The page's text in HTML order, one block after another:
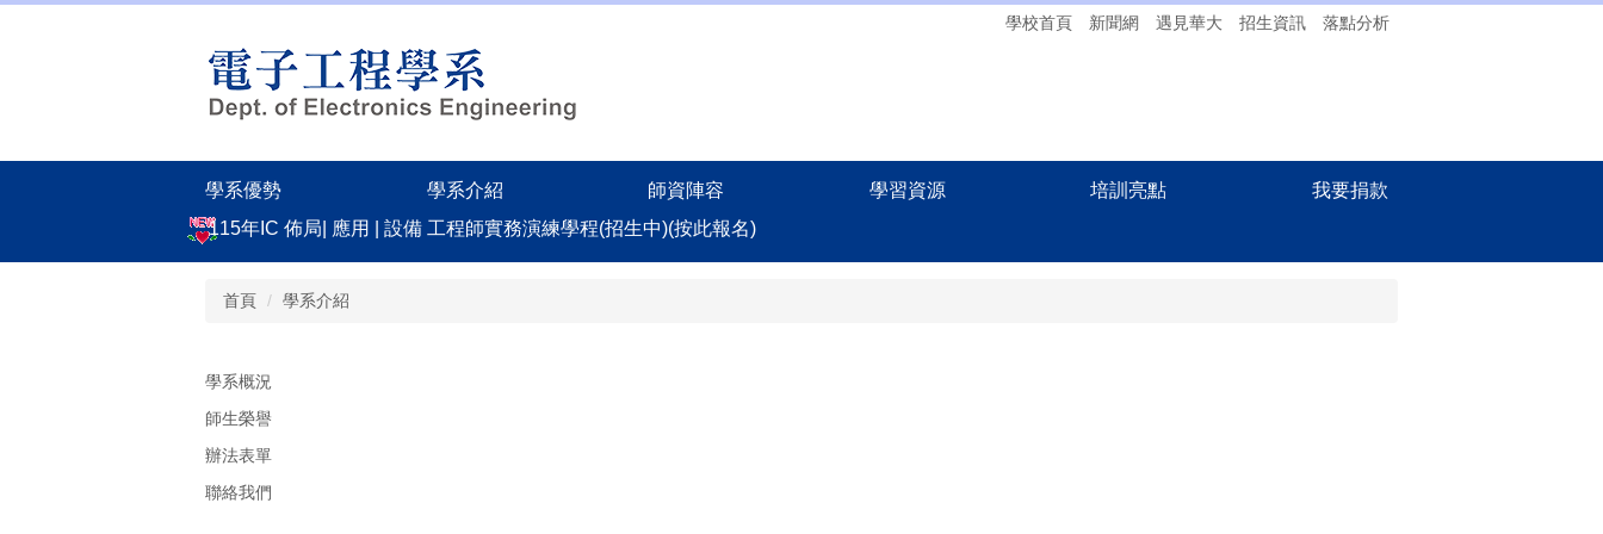
學校首頁 新聞網 遇見華大 招生資訊 落點分析
學系優勢 學系介紹 師資陣容 學習資源 培訓亮點
我要捐款
115年IC 佈局| 應用 | 設備 工程師實務演練學程(招生中)(按此報名)
首頁 學系介紹
學系概況
師生榮譽
辦法表單
聯絡我們